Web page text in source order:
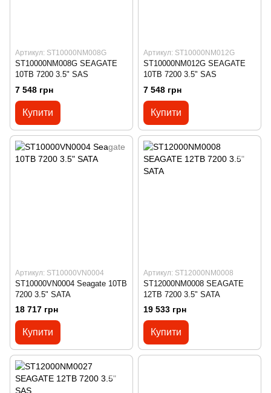
Артикул: ST10000NM008G
ST10000NM008G SEAGATE
10TB 7200 3.5" SAS
7 548 грн
Купити
Артикул: ST10000NM012G
ST10000NM012G SEAGATE
10TB 7200 3.5" SAS
7 548 грн
Купити
Артикул: ST10000VN0004
ST10000VN0004 Seagate 10TB
7200 3.5" SATA
18 717 грн
Купити
Артикул: ST12000NM0008
ST12000NM0008 SEAGATE
12TB 7200 3.5" SATA
19 533 грн
Купити